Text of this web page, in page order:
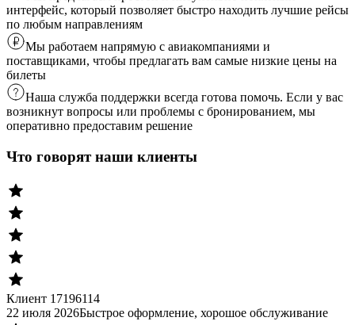
интерфейс, который позволяет быстро находить лучшие рейсы
по любым направлениям
Мы работаем напрямую с авиакомпаниями и
поставщиками, чтобы предлагать вам самые низкие цены на
билеты
Наша служба поддержки всегда готова помочь. Если у вас
возникнут вопросы или проблемы с бронированием, мы
оперативно предоставим решение
Что говорят наши клиенты
Клиент 17196114
22 июля 2026Быстрое оформление, хорошое обслуживание